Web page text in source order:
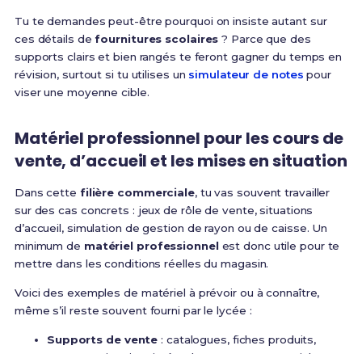
Tu te demandes peut-être pourquoi on insiste autant sur
ces détails defournitures scolaires ? Parce que des
supports clairs et bien rangés te feront gagner du temps en
révision, surtout si tu utilises un simulateur de notes pour
viser une moyenne cible.
Matériel professionnel pour les cours de
vente, d’accueil et les mises en situation
Dans cette filière commerciale, tu vas souvent travailler
sur des cas concrets : jeux de rôle de vente, situations
d’accueil, simulation de gestion de rayon ou de caisse. Un
minimum de matériel professionnelest donc utile pour te
mettre dans les conditions réelles du magasin.
Voici des exemples de matériel à prévoir ou à connaître,
même s’il reste souvent fourni par le lycée :
Supports de vente : catalogues, fiches produits,